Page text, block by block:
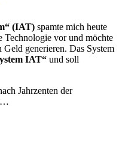
(IAT) spamte mich heute
Technologie vor und möchte
generieren. Das System
IAT“ und soll
Jahrzenten der